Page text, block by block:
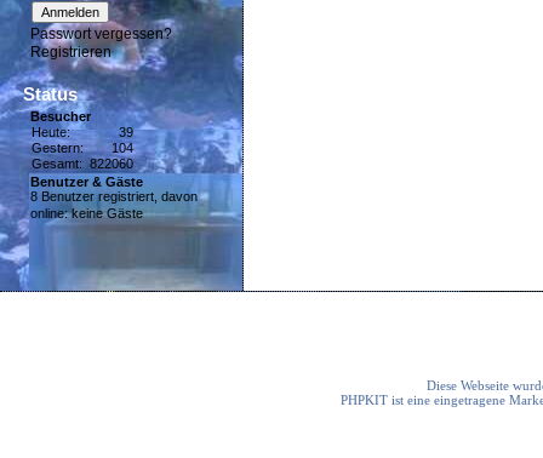
Passwort vergessen?
Registrieren
Status
Besucher
Heute:
39
Gestern:
104
Gesamt: 822060
Benutzer & Gäste
8 Benutzer registriert, davon
online: keine Gäste
Diese Webseite
PHPKIT ist eine eingetragene